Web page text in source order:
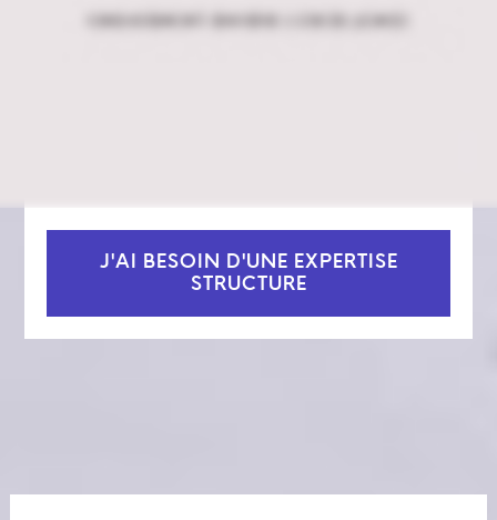
J'AI BESOIN D'UNE EXPERTISE
STRUCTURE